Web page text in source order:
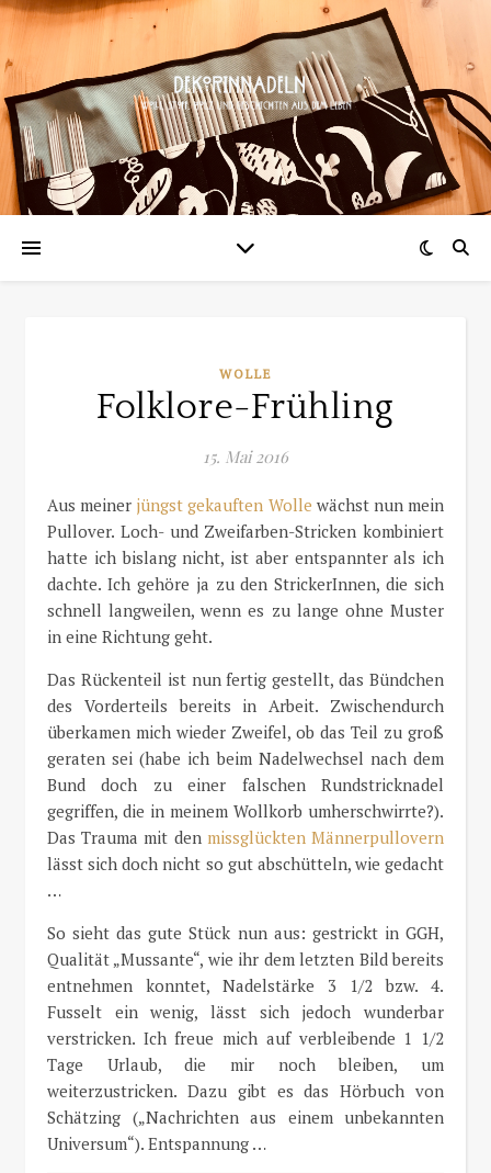
WOLLE
Folklore-Frühling
15. Mai 2016
Aus meiner jüngst gekauften Wolle wächst nun mein
Pullover. Loch- und Zweifarben-Stricken kombiniert
hatte ich bislang nicht, ist aber entspannter als ich
dachte. Ich gehöre ja zu den StrickerInnen, die sich
schnell langweilen, wenn es zu lange ohne Muster
in eine Richtung geht.
Das Rückenteil ist nun fertig gestellt, das Bündchen
des Vorderteils bereits in Arbeit. Zwischendurch
überkamen mich wieder Zweifel, ob das Teil zu groß
geraten sei (habe ich beim Nadelwechsel nach dem
Bund doch zu einer falschen Rundstricknadel
gegriffen, die in meinem Wollkorb umherschwirrte?).
Das Trauma mit den missglückten Männerpullovern
lässt sich doch nicht so gut abschütteln, wie gedacht
…
So sieht das gute Stück nun aus: gestrickt in GGH,
Qualität „Mussante“, wie ihr dem letzten Bild bereits
entnehmen konntet, Nadelstärke 3 1/2 bzw. 4.
Fusselt ein wenig, lässt sich jedoch wunderbar
verstricken. Ich freue mich auf verbleibende 1 1/2
Tage Urlaub, die mir noch bleiben, um
weiterzustricken. Dazu gibt es das Hörbuch von
Schätzing („Nachrichten aus einem unbekannten
Universum“). Entspannung …